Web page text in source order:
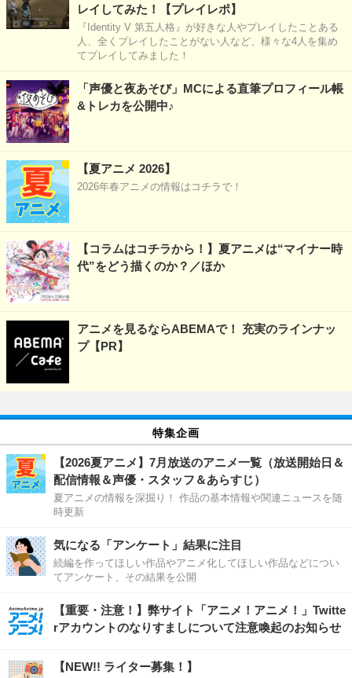
レイしてみた！【プレイレポ】
『Identity V 第五人格』が好きな人やプレイしたことある
人、全くプレイしたことがない人など、様々な4人を集め
てプレイしてみました！
「声優と夜あそび」MCによる直筆プロフィール帳
&トレカを公開中♪
【夏アニメ 2026】
2026年春アニメの情報はコチラで！
【コラムはコチラから！】夏アニメは“マイナー時
代”をどう描くのか？／ほか
アニメを見るならABEMAで！ 充実のラインナッ
プ【PR】
特集企画
【2026夏アニメ】7月放送のアニメ一覧（放送開始日＆
配信情報＆声優・スタッフ＆あらすじ）
夏アニメの情報を深掘り！ 作品の基本情報や関連ニュースを随
時更新
気になる「アンケート」結果に注目
続編を作ってほしい作品やアニメ化してほしい作品などについ
てアンケート、その結果を公開
【重要・注意！】弊サイト「アニメ！アニメ！」Twitte
rアカウントのなりすましについて注意喚起のお知らせ
【NEW!! ライター募集！】